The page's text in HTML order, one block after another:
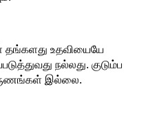
தங்களது உதவியையே
நல்லது. குடும்ப
இல்லை.